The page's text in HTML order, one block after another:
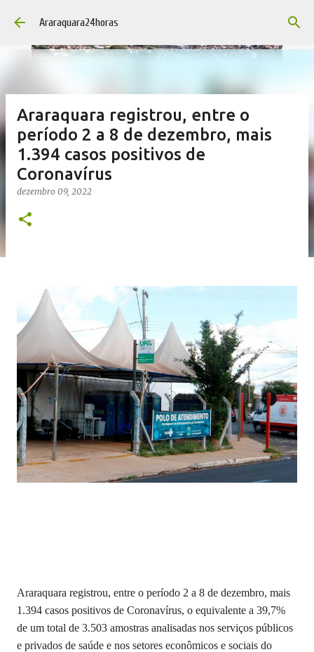
Pular para o conteúdo principal
Araraquara24horas
Araraquara registrou, entre o
período 2 a 8 de dezembro, mais
1.394 casos positivos de
Coronavírus
dezembro 09, 2022
Araraquara registrou, entre o período 2 a 8 de dezembro, mais
1.394 casos positivos de Coronavírus, o equivalente a 39,7%
de um total de 3.503 amostras analisadas nos serviços públicos
e privados de saúde e nos setores econômicos e sociais do